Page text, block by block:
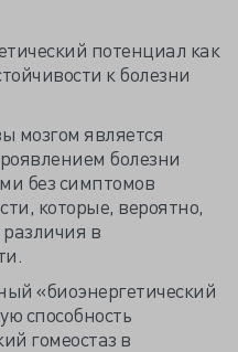
потенциал как
к болезни
мозгом является
болезни
без симптомов
которые, вероятно,
в
«биоэнергетический
способность
гомеостаз в